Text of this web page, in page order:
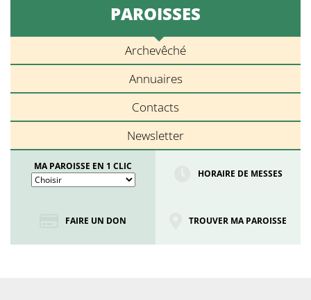
PAROISSES
Archevêché
Annuaires
Contacts
Newsletter
MA PAROISSE EN 1 CLIC
HORAIRE DE MESSES
FAIRE UN DON TROUVER MA PAROISSE